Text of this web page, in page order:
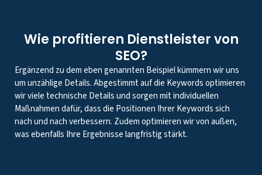
Wie profitieren Dienstleister von
SEO?
Ergänzend zu dem eben genannten Beispiel kümmern wir uns
um unzählige Details. Abgestimmt auf die Keywords optimieren
wir viele technische Details und sorgen mit individuellen
Maßnahmen dafür, dass die Positionen Ihrer Keywords sich
nach und nach verbessern. Zudem optimieren wir von außen,
was ebenfalls Ihre Ergebnisse langfristig stärkt.